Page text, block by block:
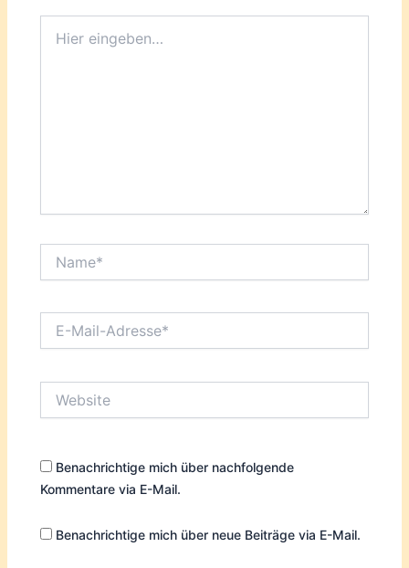
eingeben…
Mail-
Benachrichtige mich über nachfolgende
Kommentare via E-Mail.
Benachrichtige mich über neue Beiträge via E-Mail.